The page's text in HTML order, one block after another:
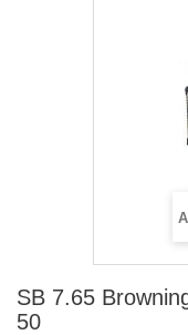
SB 7.65
50